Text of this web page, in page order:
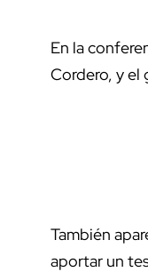
En la
Cordero, y el
También
aportar un